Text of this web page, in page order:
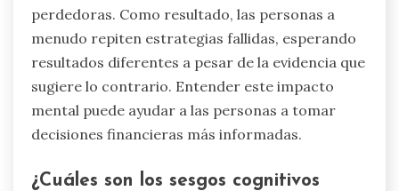
perdedoras. Como resultado, las personas a
menudo repiten estrategias fallidas, esperando
resultados diferentes a pesar de la evidencia que
sugiere lo contrario. Entender este impacto
mental puede ayudar a las personas a tomar
decisiones financieras más informadas.
¿Cuáles son los sesgos cognitivos